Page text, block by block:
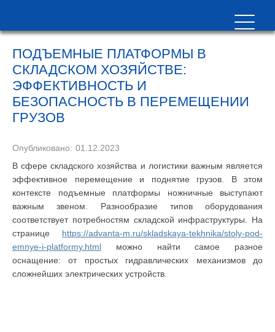
ПОДЪЕМНЫЕ ПЛАТФОРМЫ В
СКЛАДСКОМ ХОЗЯЙСТВЕ:
ЭФФЕКТИВНОСТЬ И
БЕЗОПАСНОСТЬ В ПЕРЕМЕЩЕНИИ
ГРУЗОВ
Опубликовано: 01.12.2023
В сфере складского хозяйства и логистики важным является
эффективное перемещение и поднятие грузов. В этом
контексте подъемные платформы ножничные выступают
важным звеном. Разнообразие типов оборудования
соответствует потребностям складской инфраструктуры. На
странице https://advanta-m.ru/skladskaya-tekhnika/stoly-pod-
emnye-i-platformy.html можно найти самое разное
оснащение: от простых гидравлических механизмов до
сложнейших электрических устройств.